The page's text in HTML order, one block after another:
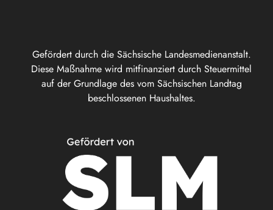
Gefördert durch die Sächsische Landesmedienanstalt.
Diese Maßnahme wird mitfinanziert durch Steuermittel
auf der Grundlage des vom Sächsischen Landtag
beschlossenen Haushaltes.